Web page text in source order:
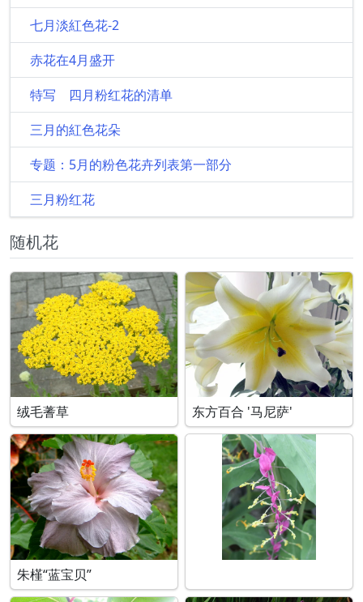
七月淡紅色花-2
赤花在4月盛开
特写 四月粉红花的清单
三月的紅色花朵
专题：5月的粉色花卉列表第一部分
三月粉红花
随机花
绒毛蓍草 东方百合 '马尼萨'
朱槿“蓝宝贝”